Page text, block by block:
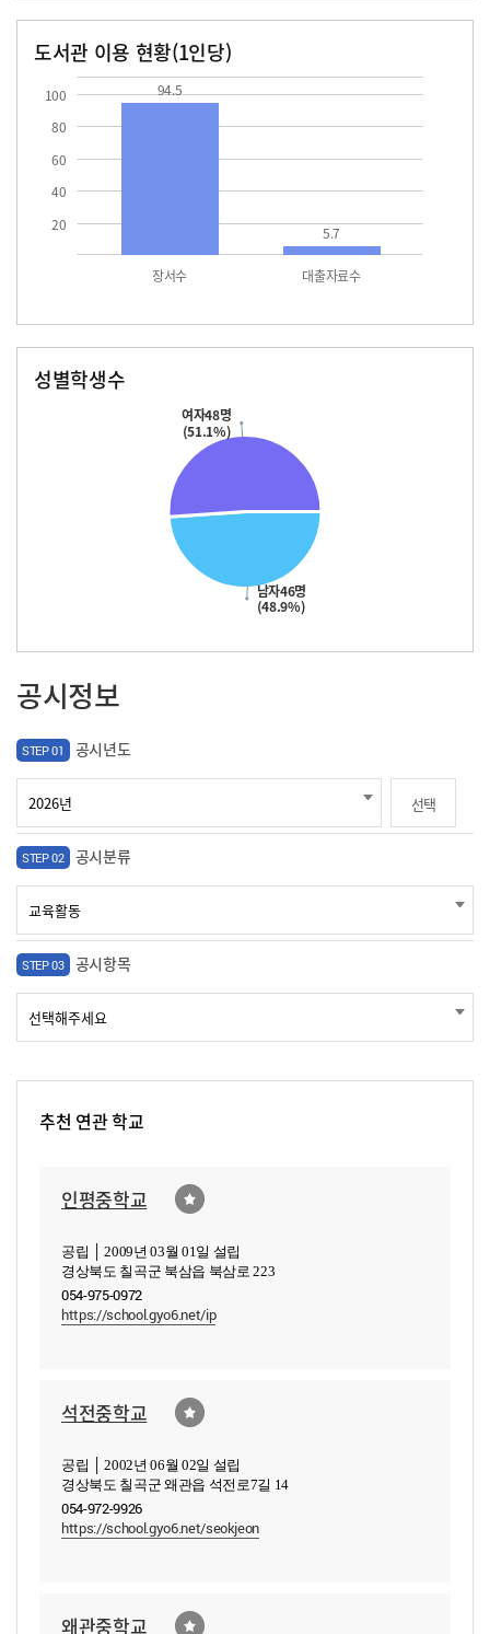
도서관 이용 현황(1인당)
20
40
60
80
100
장서수 대출자료수
94.5
5.7
성별학생수
남자46명
(48.9%)
여자48명
(51.1%)
공시정보
STEP 01 공시년도
선택
STEP 02 공시분류
STEP 03 공시항목
추천 연관 학교
인평중학교
공립 │ 2009년 03월 01일 설립
경상북도 칠곡군 북삼읍 북삼로 223
054-975-0972
https://school.gyo6.net/ip
석전중학교
공립 │ 2002년 06월 02일 설립
경상북도 칠곡군 왜관읍 석전로7길 14
054-972-9926
https://school.gyo6.net/seokjeon
왜관중학교